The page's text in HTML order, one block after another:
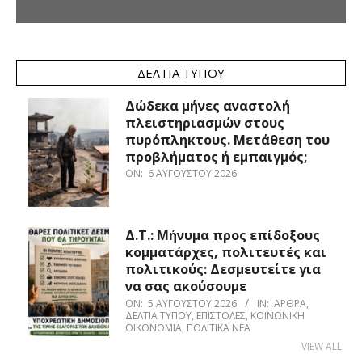
ΔΕΛΤΊΑ ΤΎΠΟΥ
Δώδεκα μήνες αναστολή
πλειστηριασμών στους
πυρόπληκτους. Μετάθεση του
προβλήματος ή εμπαιγμός;
ON: 6 ΑΥΓΟΎΣΤΟΥ 2026
Δ.Τ.: Μήνυμα προς επίδοξους
κομματάρχες, πολιτευτές και
πολιτικούς: Δεσμευτείτε για
να σας ακούσουμε
ON: 5 ΑΥΓΟΎΣΤΟΥ 2026 IN: ΆΡΘΡΑ,
ΔΕΛΤΊΑ ΤΎΠΟΥ, ΕΠΙΣΤΟΛΈΣ, ΚΟΙΝΩΝΙΚΉ
ΟΙΚΟΝΟΜΊΑ, ΠΟΛΙΤΙΚΆ ΝΈΑ
VIEW ALL